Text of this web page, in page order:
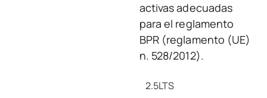
activas adecuadas
para el reglamento
BPR (reglamento (UE)
n. 528/2012).
2.5LTS